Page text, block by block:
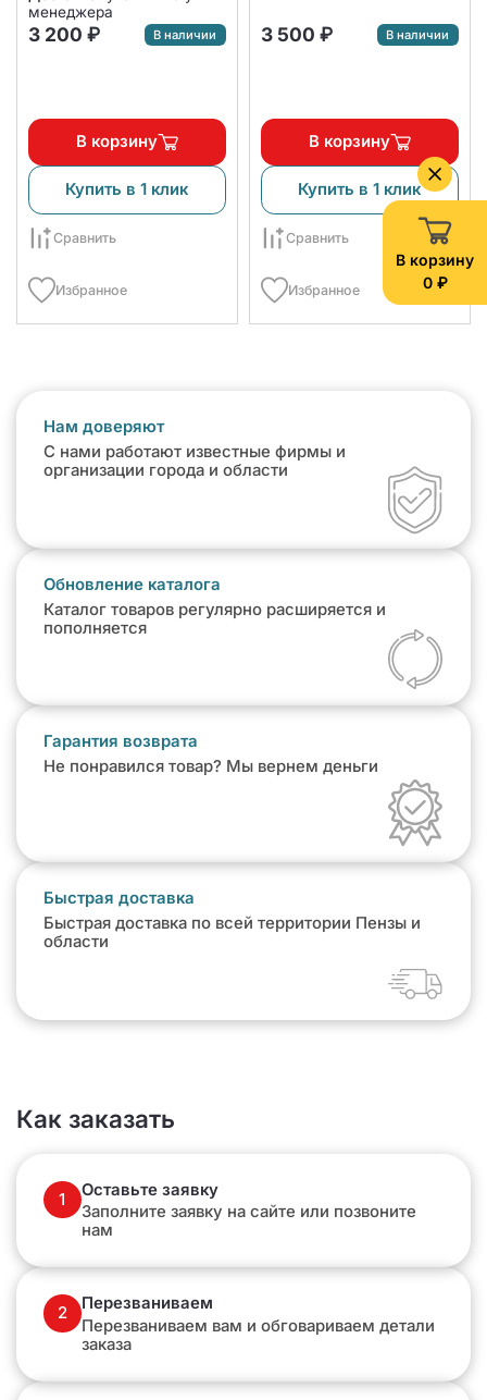
В корзину
0 ₽
менеджера
3 200 ₽ В наличии
В корзину
Купить в 1 клик
Сравнить
Избранное
3 500 ₽ В наличии
В корзину
Купить в 1 клик
Сравнить
Избранное
Нам доверяют
С нами работают известные фирмы и
организации города и области
Обновление каталога
Каталог товаров регулярно расширяется и
пополняется
Гарантия возврата
Не понравился товар? Мы вернем деньги
Быстрая доставка
Быстрая доставка по всей территории Пензы и
области
Как заказать
1
Оставьте заявку
Заполните заявку на сайте или позвоните
нам
2
Перезваниваем
Перезваниваем вам и обговариваем детали
заказа